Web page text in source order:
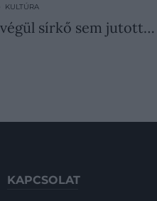
KULTÚRA
sírkő sem jutott…
KAPCSOLAT